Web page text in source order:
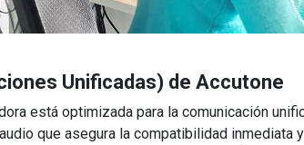
Unificadas) de Accutone
está optimizada para la comunicación
que asegura la compatibilidad inmediata